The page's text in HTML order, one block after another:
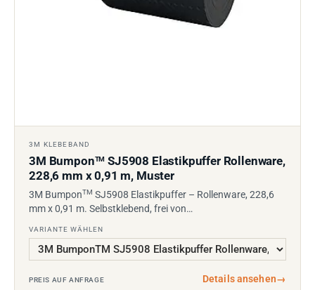
3M KLEBEBAND
3M BumponTM SJ5908 Elastikpuffer Rollenware,
228,6 mm x 0,91 m, Muster
3M BumponTM SJ5908 Elastikpuffer – Rollenware, 228,6
mm x 0,91 m. Selbstklebend, frei von…
VARIANTE WÄHLEN
PREIS AUF ANFRAGE Details ansehen→